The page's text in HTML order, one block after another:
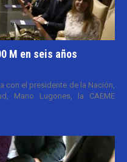
M en seis años
con el presidente de la Nación,
Mario Lugones, la CAEME